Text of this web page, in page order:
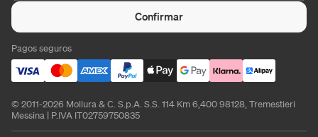
Confirmar
Pagos seguros
© 2011-2026 Mollura & C. S.p.A. S.S. 114 Km 6,400 98128, Tremestieri
Messina | P.IVA IT02759750835